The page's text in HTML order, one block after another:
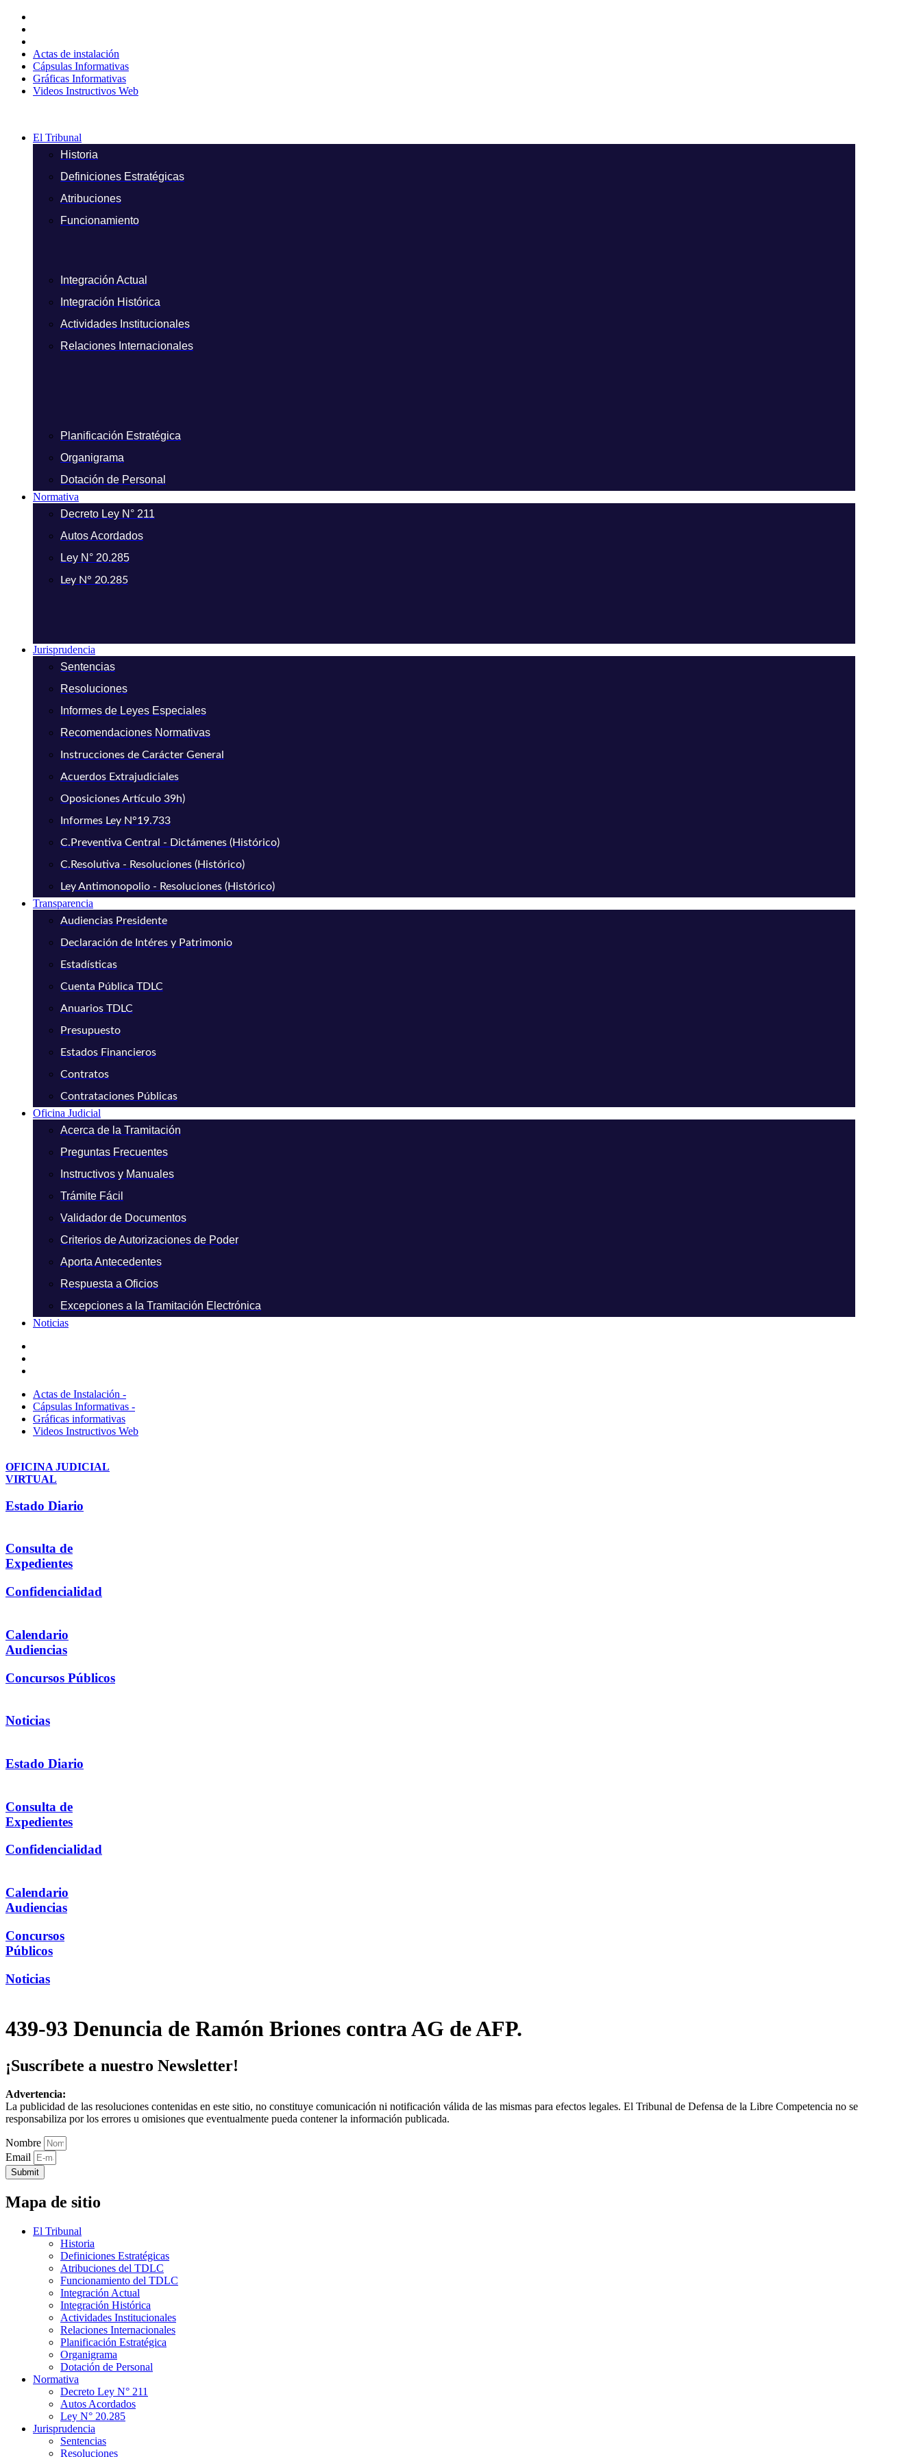
contenido
Actas de instalación
Cápsulas Informativas
Gráficas Informativas
Videos Instructivos Web
El Tribunal
Historia
Definiciones Estratégicas
Atribuciones
Funcionamiento
Integración Actual
Integración Histórica
Actividades Institucionales
Relaciones Internacionales
Planificación Estratégica
Organigrama
Dotación de Personal
Normativa
Decreto Ley N° 211
Autos Acordados
Ley N° 20.285
Ley N° 20.285
Jurisprudencia
Sentencias
Resoluciones
Informes de Leyes Especiales
Recomendaciones Normativas
Instrucciones de Carácter General
Acuerdos Extrajudiciales
Oposiciones Artículo 39h)
Informes Ley N°19.733
C.Preventiva Central - Dictámenes (Histórico)
C.Resolutiva - Resoluciones (Histórico)
Ley Antimonopolio - Resoluciones (Histórico)
Transparencia
Audiencias Presidente
Declaración de Intéres y Patrimonio
Estadísticas
Cuenta Pública TDLC
Anuarios TDLC
Presupuesto
Estados Financieros
Contratos
Contrataciones Públicas
Oficina Judicial
Acerca de la Tramitación
Preguntas Frecuentes
Instructivos y Manuales
Trámite Fácil
Validador de Documentos
Criterios de Autorizaciones de Poder
Aporta Antecedentes
Respuesta a Oficios
Excepciones a la Tramitación Electrónica
Noticias
Actas de Instalación -
Cápsulas Informativas -
Gráficas informativas
Videos Instructivos Web
OFICINA JUDICIAL
VIRTUAL
Estado Diario
Consulta de
Expedientes
Confidencialidad
Calendario
Audiencias
Concursos Públicos
Noticias
Estado Diario
Consulta de
Expedientes
Confidencialidad
Calendario
Audiencias
Concursos
Públicos
Noticias
439-93 Denuncia de Ramón Briones contra AG de AFP.
¡Suscríbete a nuestro Newsletter!
Advertencia:
La publicidad de las resoluciones contenidas en este sitio, no constituye comunicación ni notificación válida de las mismas para efectos legales. El Tribunal de Defensa de la Libre Competencia no se
responsabiliza por los errores u omisiones que eventualmente pueda contener la información publicada.
Nombre
Email
Submit
Mapa de sitio
El Tribunal
Historia
Definiciones Estratégicas
Atribuciones del TDLC
Funcionamiento del TDLC
Integración Actual
Integración Histórica
Actividades Institucionales
Relaciones Internacionales
Planificación Estratégica
Organigrama
Dotación de Personal
Normativa
Decreto Ley N° 211
Autos Acordados
Ley N° 20.285
Jurisprudencia
Sentencias
Resoluciones